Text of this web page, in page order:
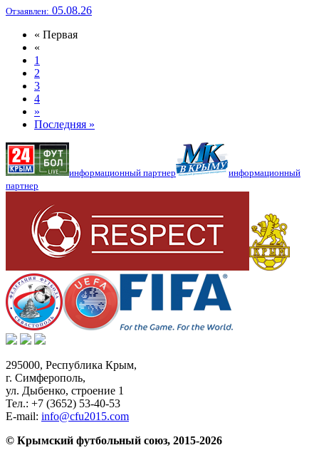
Отзаявлен: 05.08.26
« Первая
«
1
2
3
4
»
Последняя »
информационный партнер
информационный
партнер
295000, Республика Крым,
г. Симферополь,
ул. Дыбенко, строение 1
Тел.: +7 (3652) 53-40-53
E-mail: info@cfu2015.com
© Крымский футбольный союз, 2015-2026